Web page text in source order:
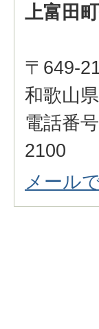
上富田
〒649-
和歌山
電話番
2100
メール